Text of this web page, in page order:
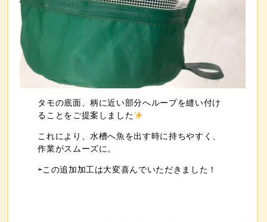
タモの底面、柄に近い部分へループを縫い付け
ることをご提案しました
これにより、水槽へ魚を出す時に持ちやすく、
作業がスムーズに 。
⇦この追加加工は大変喜んでいただきました！